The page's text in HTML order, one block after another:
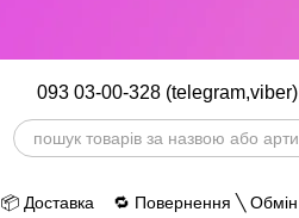
093 03-00-328 (telegram,viber)
📦 Доставка 🔁 Повернення ╲ Обмін